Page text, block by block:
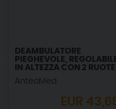
DEAMBULATORE
PIEGHEVOLE,
IN ALTEZZA CON 2 RUOTE
PIROETTANTI E 2 RUOTE
CON SISTEMA
AnteaMed
EUR